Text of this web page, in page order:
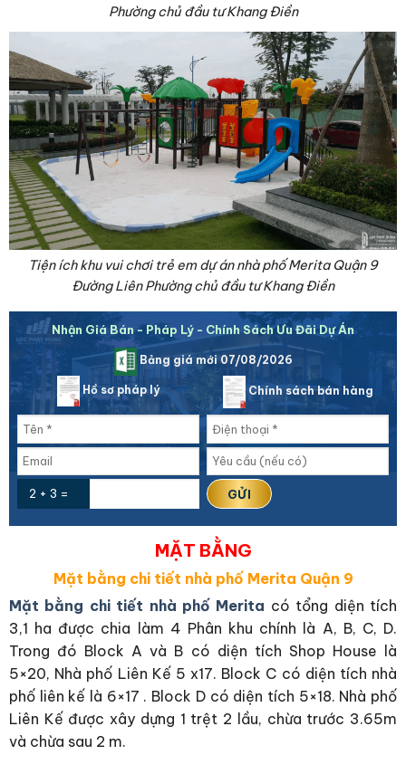
Phường chủ đầu tư Khang Điền
Tiện ích khu vui chơi trẻ em dự án nhà phố Merita Quận 9
Đường Liên Phường chủ đầu tư Khang Điền
Nhận Giá Bán - Pháp Lý - Chính Sách Ưu Đãi Dự Án
Bảng giá mới 07/08/2026
Hồ sơ pháp lý Chính sách bán hàng
2 + 3 =
MẶT BẰNG
Mặt bằng chi tiết nhà phố Merita Quận 9
Mặt bằng chi tiết nhà phố Merita có tổng diện tích
3,1 ha được chia làm 4 Phân khu chính là A, B, C, D.
Trong đó Block A và B có diện tích Shop House là
5×20, Nhà phố Liên Kế 5 x17. Block C có diện tích nhà
phố liên kế là 6×17 . Block D có diện tích 5×18. Nhà phố
Liên Kế được xây dựng 1 trệt 2 lầu, chừa trước 3.65m
và chừa sau 2 m.